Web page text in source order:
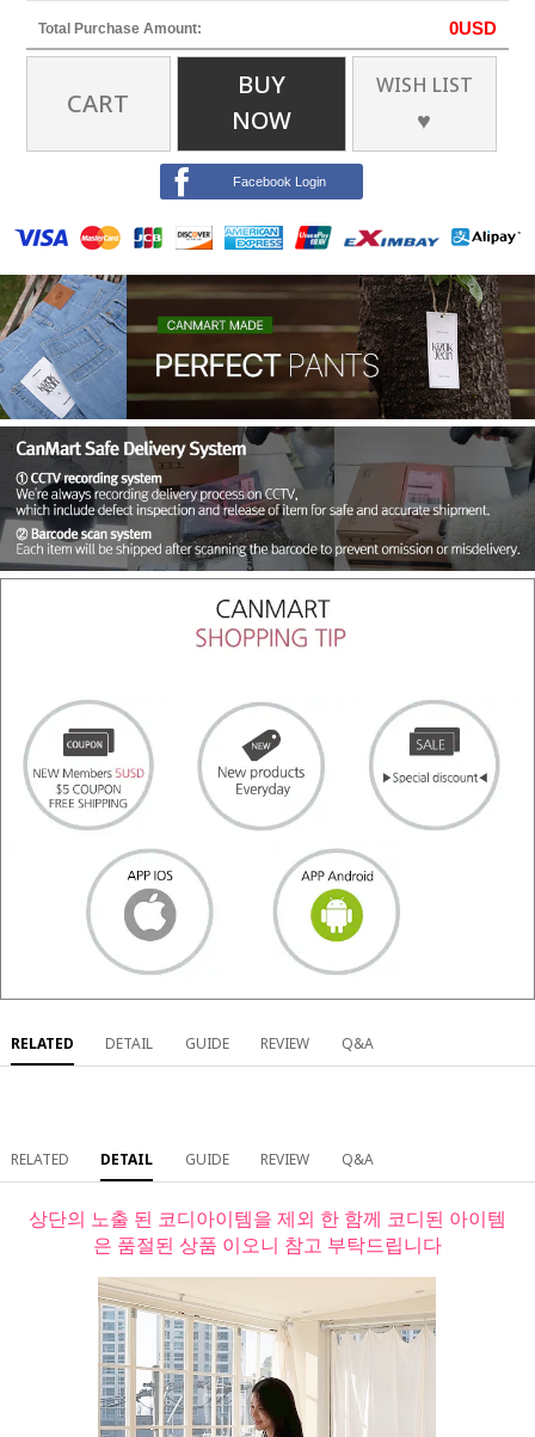
Total Purchase Amount: 0USD
CART
BUY
NOW
WISH LIST
♥
Facebook Login
RELATED DETAIL GUIDE REVIEW Q&A
RELATED DETAIL GUIDE REVIEW Q&A
상단의 노출 된 코디아이템을 제외 한 함께 코디된 아이템
은 품절된 상품 이오니 참고 부탁드립니다